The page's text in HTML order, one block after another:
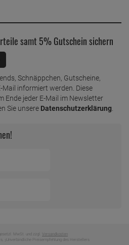
samt 5% Gutschein sichern
Schnäppchen, Gutscheine,
informiert werden. Diese
Ende jeder E-Mail im Newsletter
Sie unsere Datenschutzerklärung
MwSt. und zzgl. Versandkosten
Unverbindliche Preisempfehlung des Herstellers